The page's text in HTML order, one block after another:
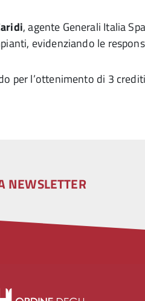
, agente Generali Italia
evidenziando le
per l’ottenimento di 3
NEWSLETTER